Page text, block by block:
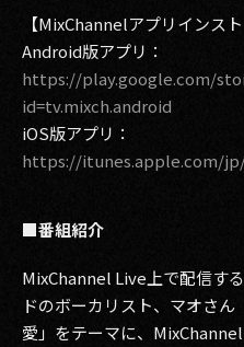
【MixChannelアプリインスト
Android版アプリ：
https://play.google.com/
id=tv.mixch.android
iOS版アプリ：
https://itunes.apple.com/jp/
■番組紹介
MixChannel Live上で配信す
ドのボーカリスト、マオさ
愛」をテーマに、